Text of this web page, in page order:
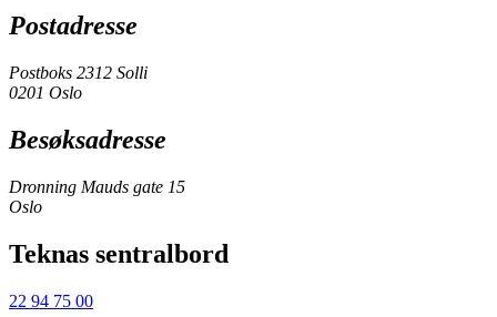
Postadresse
Postboks 2312 Solli
0201 Oslo
Besøksadresse
Dronning Mauds gate 15
Oslo
Teknas sentralbord
22 94 75 00